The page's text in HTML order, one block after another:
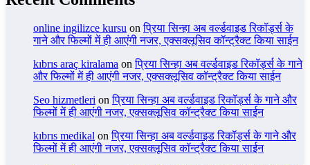
online ingilizce kursu onप्रिया सिन्हा अब वर्ल्डवाइड रिकॉर्ड्स के
गाने और फिल्मों में ही आएंगी नजर, एक्सक्लूसिव कॉन्ट्रैक्ट किया साईन
kıbrıs araç kiralama onप्रिया सिन्हा अब वर्ल्डवाइड रिकॉर्ड्स के गाने
और फिल्मों में ही आएंगी नजर, एक्सक्लूसिव कॉन्ट्रैक्ट किया साईन
Seo hizmetleri onप्रिया सिन्हा अब वर्ल्डवाइड रिकॉर्ड्स के गाने और
फिल्मों में ही आएंगी नजर, एक्सक्लूसिव कॉन्ट्रैक्ट किया साईन
kıbrıs medikal onप्रिया सिन्हा अब वर्ल्डवाइड रिकॉर्ड्स के गाने और
फिल्मों में ही आएंगी नजर, एक्सक्लूसिव कॉन्ट्रैक्ट किया साईन